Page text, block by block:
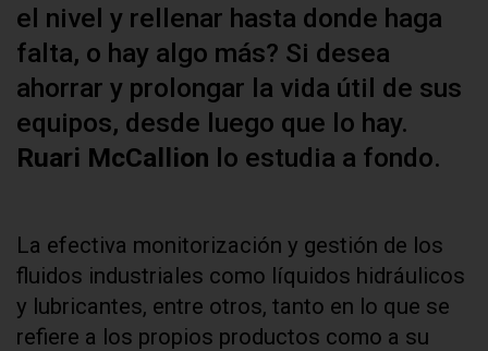
el nivel y rellenar hasta donde haga
falta, o hay algo más? Si desea
ahorrar y prolongar la vida útil de sus
equipos, desde luego que lo hay.
Ruari McCallion lo estudia a fondo.
La efectiva monitorización y gestión de los
fluidos industriales como líquidos hidráulicos
y lubricantes, entre otros, tanto en lo que se
refiere a los propios productos como a su